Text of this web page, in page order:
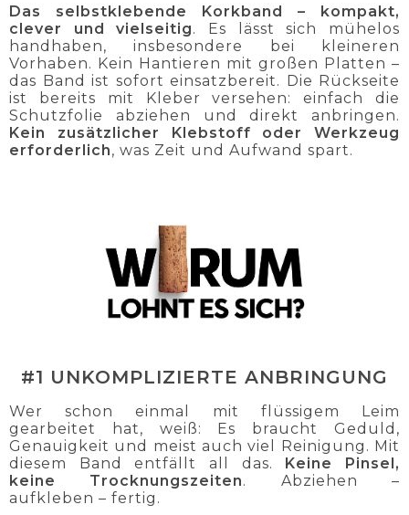
Das selbstklebende Korkband – kompakt,
clever und vielseitig. Es lässt sich mühelos
handhaben, insbesondere bei kleineren
Vorhaben. Kein Hantieren mit großen Platten –
das Band ist sofort einsatzbereit. Die Rückseite
ist bereits mit Kleber versehen: einfach die
Schutzfolie abziehen und direkt anbringen.
Kein zusätzlicher Klebstoff oder Werkzeug
erforderlich, was Zeit und Aufwand spart.
#1 UNKOMPLIZIERTE ANBRINGUNG
Wer schon einmal mit flüssigem Leim
gearbeitet hat, weiß: Es braucht Geduld,
Genauigkeit und meist auch viel Reinigung. Mit
diesem Band entfällt all das. Keine Pinsel,
keine Trocknungszeiten. Abziehen –
aufkleben – fertig.